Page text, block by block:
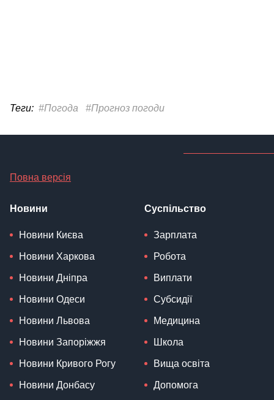
Теги: #Погода #Прогноз погоди
Повна версія
Новини
Новини Києва
Новини Харкова
Новини Дніпра
Новини Одеси
Новини Львова
Новини Запоріжжя
Новини Кривого Рогу
Новини Донбасу
Суспільство
Зарплата
Робота
Виплати
Субсидії
Медицина
Школа
Вища освіта
Допомога